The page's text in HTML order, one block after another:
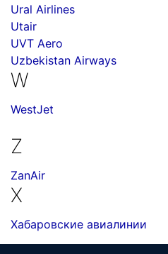
Ural Airlines
Utair
UVT Aero
Uzbekistan Airways
W
WestJet
Z
ZanAir
Х
Хабаровские авиалинии